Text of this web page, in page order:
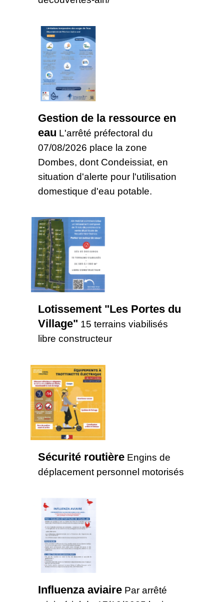
Gestion de la ressource en
eau L'arrêté préfectoral du
07/08/2026 place la zone
Dombes, dont Condeissiat, en
situation d'alerte pour l'utilisation
domestique d'eau potable.
Lotissement "Les Portes du
Village" 15 terrains viabilisés
libre constructeur
Sécurité routière Engins de
déplacement personnel motorisés
Influenza aviaire Par arrêté